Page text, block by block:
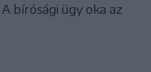
bírósági ügy oka az